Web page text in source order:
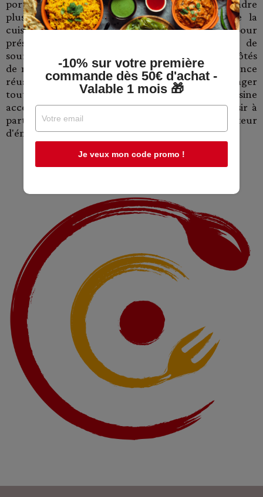
portée de votre panier. Découvrez sans plus attendre
plus de 1500 produits sélectionnés autour de la
cuisine : à manger, à boire, pour cuisiner, pour
présenter, pour ranger... Toutes nos équipes de
sourcing, logistique et relation client sont aux côtés
de notre Cheffe pour vous proposer une expérience
réussit à travers vos achats et vous faire partager
toute son expérience pour vous rendre la cuisine
accessible, simple et gourmande. Prenez du plaisir à
partager vos bons plans gourmands et soyez créateur
d'émotion !
-10% sur votre première
commande dès 50€ d'achat -
Valable 1 mois 🎁
Je veux mon code promo !